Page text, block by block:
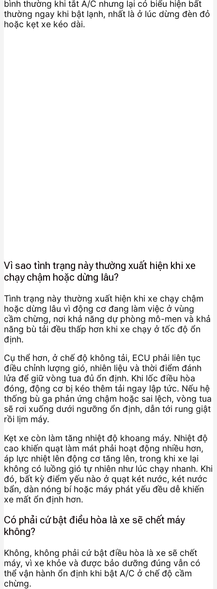
bình thường khi tắt A/C nhưng lại có biểu hiện bất
thường ngay khi bật lạnh, nhất là ở lúc dừng đèn đỏ
hoặc kẹt xe kéo dài.
Vì sao tình trạng này thường xuất hiện khi xe
chạy chậm hoặc dừng lâu?
Tình trạng này thường xuất hiện khi xe chạy chậm
hoặc dừng lâu vì động cơ đang làm việc ở vùng
cầm chừng, nơi khả năng dự phòng mô-men và khả
năng bù tải đều thấp hơn khi xe chạy ở tốc độ ổn
định.
Cụ thể hơn, ở chế độ không tải, ECU phải liên tục
điều chỉnh lượng gió, nhiên liệu và thời điểm đánh
lửa để giữ vòng tua đủ ổn định. Khi lốc điều hòa
đóng, động cơ bị kéo thêm tải ngay lập tức. Nếu hệ
thống bù ga phản ứng chậm hoặc sai lệch, vòng tua
sẽ rơi xuống dưới ngưỡng ổn định, dẫn tới rung giật
rồi lịm máy.
Kẹt xe còn làm tăng nhiệt độ khoang máy. Nhiệt độ
cao khiến quạt làm mát phải hoạt động nhiều hơn,
áp lực nhiệt lên động cơ tăng lên, trong khi xe lại
không có luồng gió tự nhiên như lúc chạy nhanh. Khi
đó, bất kỳ điểm yếu nào ở quạt két nước, két nước
bẩn, dàn nóng bí hoặc máy phát yếu đều dễ khiến
xe mất ổn định hơn.
Có phải cứ bật điều hòa là xe sẽ chết máy
không?
Không, không phải cứ bật điều hòa là xe sẽ chết
máy, vì xe khỏe và được bảo dưỡng đúng vẫn có
thể vận hành ổn định khi bật A/C ở chế độ cầm
chừng.